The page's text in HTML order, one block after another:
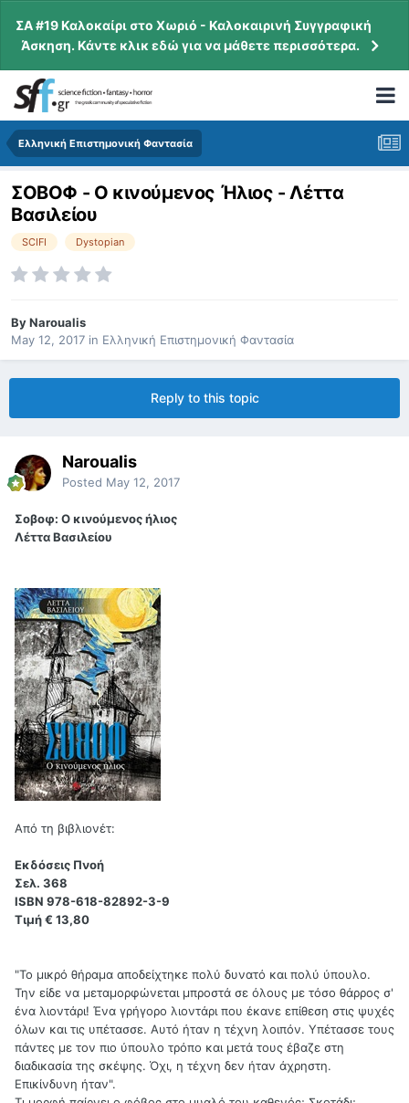
ΣΑ #19 Καλοκαίρι στο Χωριό - Καλοκαιρινή Συγγραφική
Άσκηση. Κάντε κλικ εδώ για να μάθετε περισσότερα.
Ελληνική Επιστημονική Φαντασία
ΣΟΒΟΦ - Ο κινούμενος Ήλιος - Λέττα
Βασιλείου
SCIFI Dystopian
ByNaroualis
May 12, 2017 in Ελληνική Επιστημονική Φαντασία
Reply to this topic
Naroualis
Posted May 12, 2017
Σοβοφ: Ο κινούμενος ήλιος
Λέττα Βασιλείου
Από τη βιβλιονέτ:
Εκδόσεις Πνοή
Σελ. 368
ISBN 978-618-82892-3-9
Τιμή € 13,80
"Το μικρό θήραμα αποδείχτηκε πολύ δυνατό και πολύ ύπουλο.
Την είδε να μεταμορφώνεται μπροστά σε όλους με τόσο θάρρος σ'
ένα λιοντάρι! Ένα γρήγορο λιοντάρι που έκανε επίθεση στις ψυχές
όλων και τις υπέτασσε. Αυτό ήταν η τέχνη λοιπόν. Υπέτασσε τους
πάντες με τον πιο ύπουλο τρόπο και μετά τους έβαζε στη
διαδικασία της σκέψης. Όχι, η τέχνη δεν ήταν άχρηστη.
Επικίνδυνη ήταν".